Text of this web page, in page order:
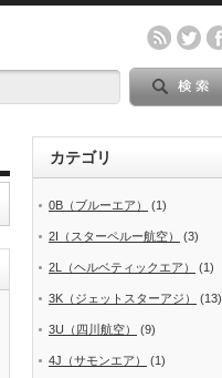
カテゴリ
0B（ブルーエア） (1)
2I（スターペルー航空） (3)
2L（ヘルベティックエア） (1)
3K（ジェットスターアジ） (13)
3U（四川航空） (9)
4J（サモンエア） (1)